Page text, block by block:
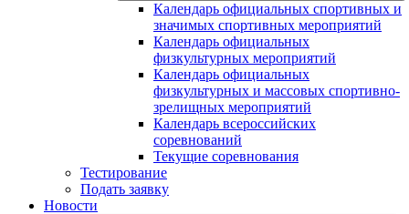
Календарь официальных спортивных и
значимых спортивных мероприятий
Календарь официальных
физкультурных мероприятий
Календарь официальных
физкультурных и массовых спортивно-
зрелищных мероприятий
Календарь всероссийских
соревнований
Текущие соревнования
Тестирование
Подать заявку
Новости